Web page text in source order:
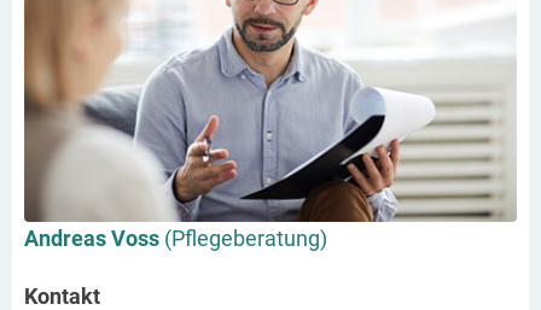
Andreas Voss (Pflegeberatung)
Kontakt